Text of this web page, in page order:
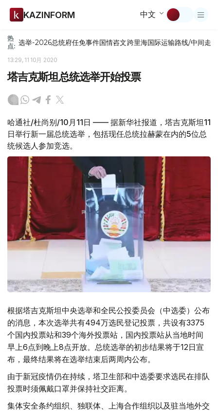
KAZINFORM 中文
热
点: 选举-2026总统府任免事件国情咨文跨里海国际运输路线/中间走廊
13:29, 11 10月 2020
塔吉克斯坦总统选举开始投票
哈通社/杜尚别/10月11日 —— 据新华社报道，塔吉克斯坦11
日举行新一届总统选举，包括现任总统拉赫蒙在内的5位总
统候选人参加竞选。
根据塔吉克斯坦中央选举和全民公投委员会（中选委）公布
的消息，本次选举共有494万选民登记投票，共设有3375
个国内投票站和39个海外投票站，国内投票站从当地时间
早上6点到晚上8点开放。总统选举的初步结果将于12日宣
布，最终结果将在选举结束后两周内公布。
由于新冠疫情仍在持续，塔卫生部和中选委要求选民在排队
投票时须佩戴口罩并保持社交距离。
集体安全条约组织、独联体、上海合作组织以及驻当地外交